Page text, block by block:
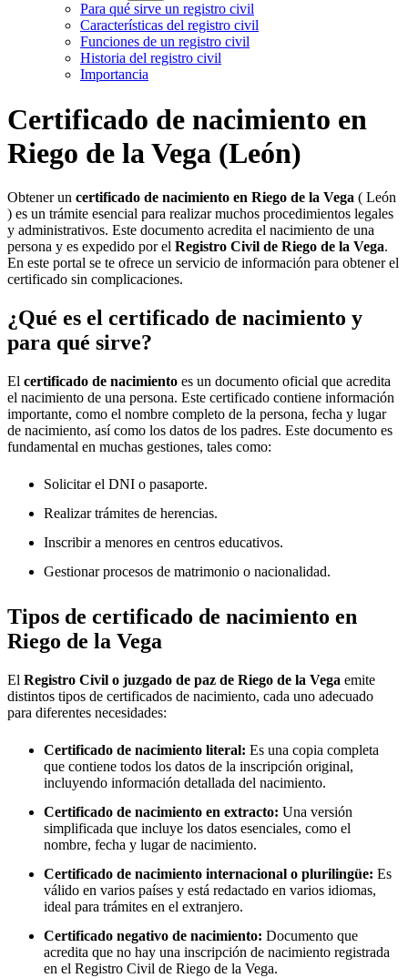
Para qué sirve un registro civil
Características del registro civil
Funciones de un registro civil
Historia del registro civil
Importancia
Certificado de nacimiento en
Riego de la Vega (León)
Obtener un certificado de nacimiento en Riego de la Vega ( León
) es un trámite esencial para realizar muchos procedimientos legales
y administrativos. Este documento acredita el nacimiento de una
persona y es expedido por el Registro Civil de Riego de la Vega.
En este portal se te ofrece un servicio de información para obtener el
certificado sin complicaciones.
¿Qué es el certificado de nacimiento y
para qué sirve?
El certificado de nacimiento es un documento oficial que acredita
el nacimiento de una persona. Este certificado contiene información
importante, como el nombre completo de la persona, fecha y lugar
de nacimiento, así como los datos de los padres. Este documento es
fundamental en muchas gestiones, tales como:
Solicitar el DNI o pasaporte.
Realizar trámites de herencias.
Inscribir a menores en centros educativos.
Gestionar procesos de matrimonio o nacionalidad.
Tipos de certificado de nacimiento en
Riego de la Vega
El Registro Civil o juzgado de paz de Riego de la Vega emite
distintos tipos de certificados de nacimiento, cada uno adecuado
para diferentes necesidades:
Certificado de nacimiento literal: Es una copia completa
que contiene todos los datos de la inscripción original,
incluyendo información detallada del nacimiento.
Certificado de nacimiento en extracto: Una versión
simplificada que incluye los datos esenciales, como el
nombre, fecha y lugar de nacimiento.
Certificado de nacimiento internacional o plurilingüe: Es
válido en varios países y está redactado en varios idiomas,
ideal para trámites en el extranjero.
Certificado negativo de nacimiento: Documento que
acredita que no hay una inscripción de nacimiento registrada
en el Registro Civil de Riego de la Vega.